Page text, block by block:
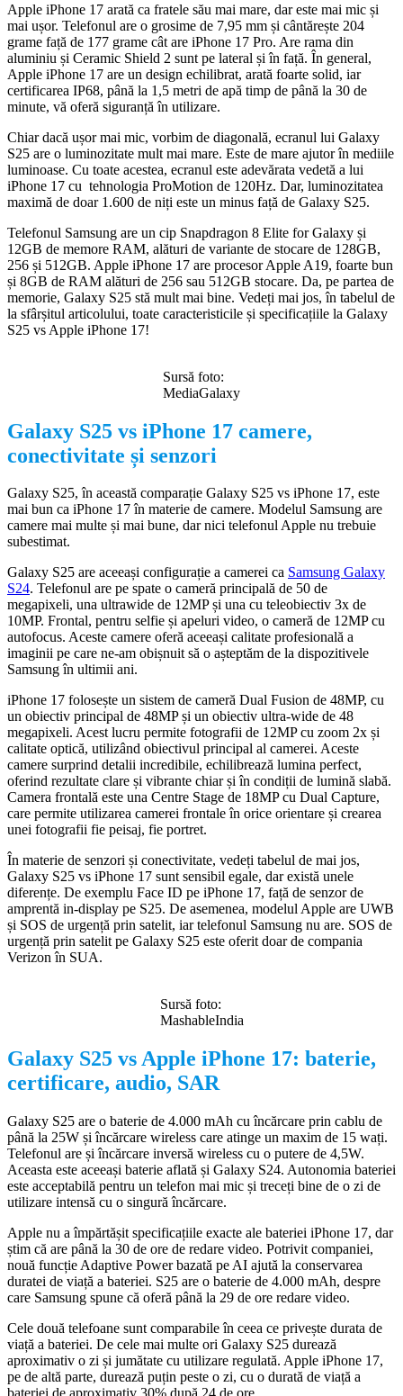
Apple iPhone 17 arată ca fratele său mai mare, dar este mai mic și
mai ușor. Telefonul are o grosime de 7,95 mm și cântărește 204
grame față de 177 grame cât are iPhone 17 Pro. Are rama din
aluminiu și Ceramic Shield 2 sunt pe lateral și în față. În general,
Apple iPhone 17 are un design echilibrat, arată foarte solid, iar
certificarea IP68, până la 1,5 metri de apă timp de până la 30 de
minute, vă oferă siguranță în utilizare.
Chiar dacă ușor mai mic, vorbim de diagonală, ecranul lui Galaxy
S25 are o luminozitate mult mai mare. Este de mare ajutor în mediile
luminoase. Cu toate acestea, ecranul este adevărata vedetă a lui
iPhone 17 cu tehnologia ProMotion de 120Hz. Dar, luminozitatea
maximă de doar 1.600 de niți este un minus față de Galaxy S25.
Telefonul Samsung are un cip Snapdragon 8 Elite for Galaxy și
12GB de memore RAM, alături de variante de stocare de 128GB,
256 și 512GB. Apple iPhone 17 are procesor Apple A19, foarte bun
și 8GB de RAM alături de 256 sau 512GB stocare. Da, pe partea de
memorie, Galaxy S25 stă mult mai bine. Vedeți mai jos, în tabelul de
la sfârșitul articolului, toate caracteristicile și specificațiile la Galaxy
S25 vs Apple iPhone 17!
Sursă foto:
MediaGalaxy
Galaxy S25 vs iPhone 17 camere,
conectivitate și senzori
Galaxy S25, în această comparație Galaxy S25 vs iPhone 17, este
mai bun ca iPhone 17 în materie de camere. Modelul Samsung are
camere mai multe și mai bune, dar nici telefonul Apple nu trebuie
subestimat.
Galaxy S25 are aceeași configurație a camerei ca Samsung Galaxy
S24. Telefonul are pe spate o cameră principală de 50 de
megapixeli, una ultrawide de 12MP și una cu teleobiectiv 3x de
10MP. Frontal, pentru selfie și apeluri video, o cameră de 12MP cu
autofocus. Aceste camere oferă aceeași calitate profesională a
imaginii pe care ne-am obișnuit să o așteptăm de la dispozitivele
Samsung în ultimii ani.
iPhone 17 folosește un sistem de cameră Dual Fusion de 48MP, cu
un obiectiv principal de 48MP și un obiectiv ultra-wide de 48
megapixeli. Acest lucru permite fotografii de 12MP cu zoom 2x și
calitate optică, utilizând obiectivul principal al camerei. Aceste
camere surprind detalii incredibile, echilibrează lumina perfect,
oferind rezultate clare și vibrante chiar și în condiții de lumină slabă.
Camera frontală este una Centre Stage de 18MP cu Dual Capture,
care permite utilizarea camerei frontale în orice orientare și crearea
unei fotografii fie peisaj, fie portret.
În materie de senzori și conectivitate, vedeți tabelul de mai jos,
Galaxy S25 vs iPhone 17 sunt sensibil egale, dar există unele
diferențe. De exemplu Face ID pe iPhone 17, față de senzor de
amprentă in-display pe S25. De asemenea, modelul Apple are UWB
și SOS de urgență prin satelit, iar telefonul Samsung nu are. SOS de
urgență prin satelit pe Galaxy S25 este oferit doar de compania
Verizon în SUA.
Sursă foto:
MashableIndia
Galaxy S25 vs Apple iPhone 17: baterie,
certificare, audio, SAR
Galaxy S25 are o baterie de 4.000 mAh cu încărcare prin cablu de
până la 25W și încărcare wireless care atinge un maxim de 15 wați.
Telefonul are și încărcare inversă wireless cu o putere de 4,5W.
Aceasta este aceeași baterie aflată și Galaxy S24. Autonomia bateriei
este acceptabilă pentru un telefon mai mic și treceți bine de o zi de
utilizare intensă cu o singură încărcare.
Apple nu a împărtășit specificațiile exacte ale bateriei iPhone 17, dar
știm că are până la 30 de ore de redare video. Potrivit companiei,
nouă funcție Adaptive Power bazată pe AI ajută la conservarea
duratei de viață a bateriei. S25 are o baterie de 4.000 mAh, despre
care Samsung spune că oferă până la 29 de ore redare video.
Cele două telefoane sunt comparabile în ceea ce privește durata de
viață a bateriei. De cele mai multe ori Galaxy S25 durează
aproximativ o zi și jumătate cu utilizare regulată. Apple iPhone 17,
pe de altă parte, durează puțin peste o zi, cu o durată de viață a